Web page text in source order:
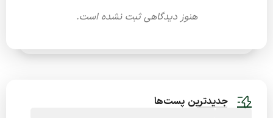
هنوز دیدگاهی ثبت نشده است.
جدیدترین پست‌ها